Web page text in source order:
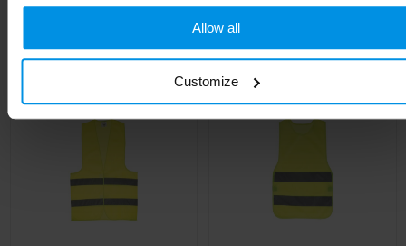
Allow all
Customize
Gerelateerde producten